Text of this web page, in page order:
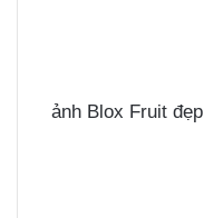
ảnh Blox Fruit đẹp